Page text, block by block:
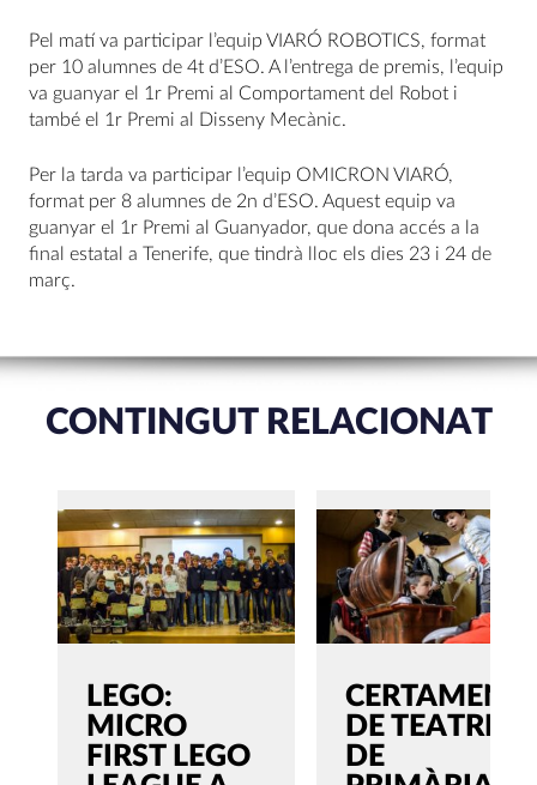
Pel matí va participar l’equip VIARÓ ROBOTICS, format
per 10 alumnes de 4t d’ESO. A l’entrega de premis, l’equip
va guanyar el 1r Premi al Comportament del Robot i
també el 1r Premi al Disseny Mecànic.
Per la tarda va participar l’equip OMICRON VIARÓ,
format per 8 alumnes de 2n d’ESO. Aquest equip va
guanyar el 1r Premi al Guanyador, que dona accés a la
final estatal a Tenerife, que tindrà lloc els dies 23 i 24 de
març.
CONTINGUT RELACIONAT
LEGO:
MICRO
FIRST LEGO
CERTAMEN
DE TEATRE
DE